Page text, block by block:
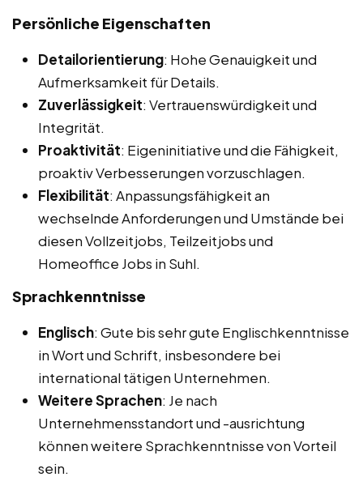
Persönliche Eigenschaften
Detailorientierung: Hohe Genauigkeit und
Aufmerksamkeit für Details.
Zuverlässigkeit: Vertrauenswürdigkeit und
Integrität.
Proaktivität: Eigeninitiative und die Fähigkeit,
proaktiv Verbesserungen vorzuschlagen.
Flexibilität: Anpassungsfähigkeit an
wechselnde Anforderungen und Umstände bei
diesen Vollzeitjobs, Teilzeitjobs und
Homeoffice Jobs in Suhl.
Sprachkenntnisse
Englisch: Gute bis sehr gute Englischkenntnisse
in Wort und Schrift, insbesondere bei
international tätigen Unternehmen.
Weitere Sprachen: Je nach
Unternehmensstandort und -ausrichtung
können weitere Sprachkenntnisse von Vorteil
sein.